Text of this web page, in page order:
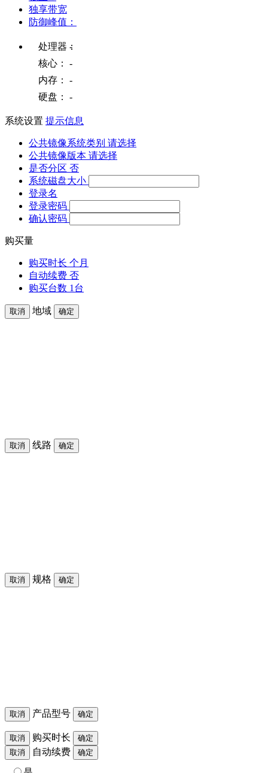
独享带宽
防御峰值：
处理器：
-
核心：
-
内存：
-
硬盘：
-
系统设置 提示信息
公共镜像系统类别 请选择
公共镜像版本 请选择
是否分区 否
系统磁盘大小
登录名
登录密码
确认密码
购买量
购买时长 个月
自动续费 否
购买台数 1台
取消 地域 确定
取消 线路 确定
取消 规格 确定
取消 产品型号 确定
取消 购买时长
确定
取消
自动续费 确定